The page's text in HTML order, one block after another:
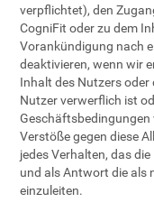
verpflichtet), den
CogniFit oder zu dem
Vorankündigung nach
deaktivieren, wenn wir
Inhalt des Nutzers oder
Nutzer verwerflich ist
Geschäftsbedingungen
Verstöße gegen diese
jedes Verhalten, das
und als Antwort die als
einzuleiten.